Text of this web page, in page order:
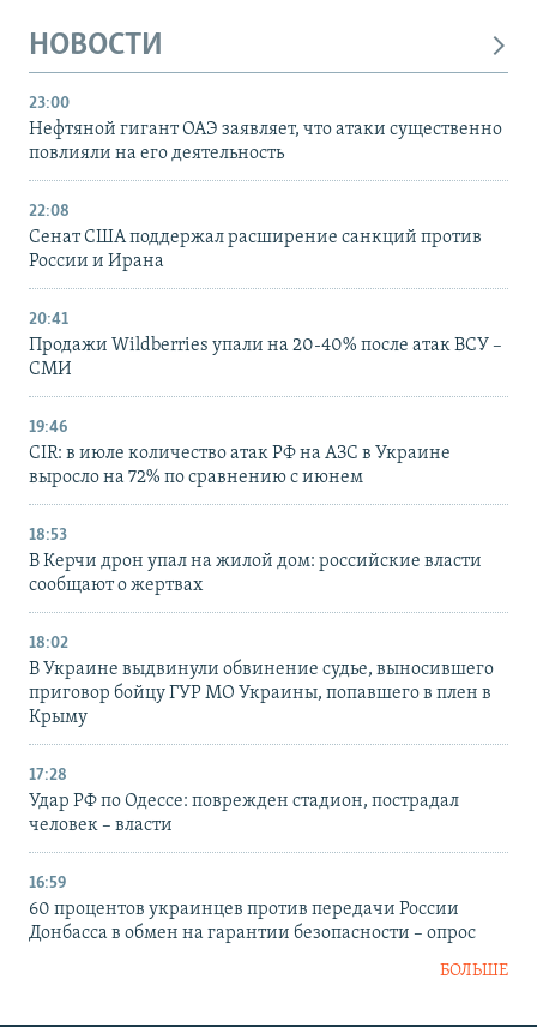
НОВОСТИ
23:00
Нефтяной гигант ОАЭ заявляет, что атаки существенно
повлияли на его деятельность
22:08
Сенат США поддержал расширение санкций против
России и Ирана
20:41
Продажи Wildberries упали на 20-40% после атак ВСУ –
СМИ
19:46
CIR: в июле количество атак РФ на АЗС в Украине
выросло на 72% по сравнению с июнем
18:53
В Керчи дрон упал на жилой дом: российские власти
сообщают о жертвах
18:02
В Украине выдвинули обвинение судье, выносившего
приговор бойцу ГУР МО Украины, попавшего в плен в
Крыму
17:28
Удар РФ по Одессе: поврежден стадион, пострадал
человек – власти
16:59
60 процентов украинцев против передачи России
Донбасса в обмен на гарантии безопасности – опрос
БОЛЬШЕ